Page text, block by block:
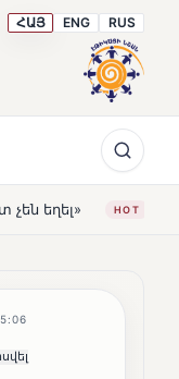
ՀԱՅ ENG RUS
Լեռնահովիտի